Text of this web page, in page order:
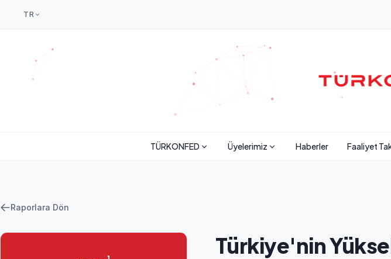
TR
TÜRKONFED Üyelerimiz Haberler Faaliyet
Raporlara Dön
Türkiye'nin